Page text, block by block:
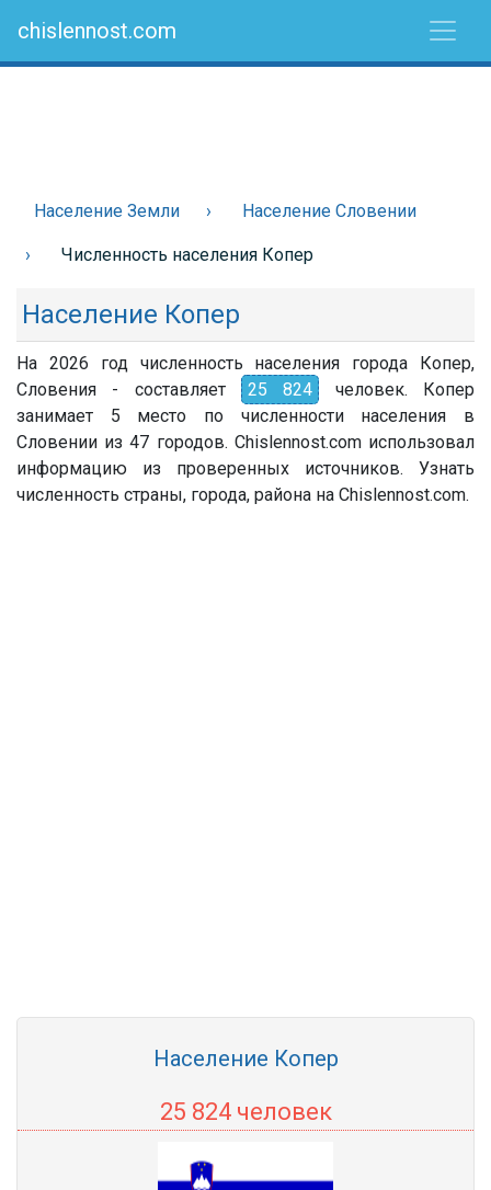
chislennost.com
Население Земли Население Словении
Численность населения Копер
Население Копер
На 2026 год численность населения города Копер,
Словения - составляет
25 824
человек. Копер
занимает 5 место по численности населения в
Словении из 47 городов. Chislennost.com использовал
информацию из проверенных источников. Узнать
численность страны, города, района на Chislennost.com.
Население Копер
25 824 человек